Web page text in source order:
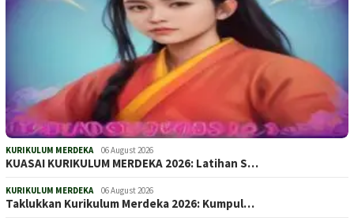
KURIKULUM MERDEKA 06 August 2026
KUASAI KURIKULUM MERDEKA 2026: Latihan S…
KURIKULUM MERDEKA 06 August 2026
Taklukkan Kurikulum Merdeka 2026: Kumpul…